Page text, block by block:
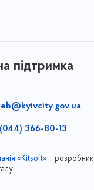
підтримка
(044) 366-80-13
«Kitsoft» – розробник